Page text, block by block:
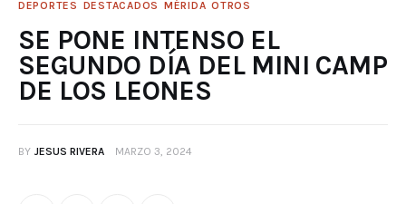
DEPORTES DESTACADOS MÉRIDA OTROS
SE PONE INTENSO EL
SEGUNDO DÍA DEL MINI CAMP
DE LOS LEONES
BY JESUS RIVERA MARZO 3, 2024